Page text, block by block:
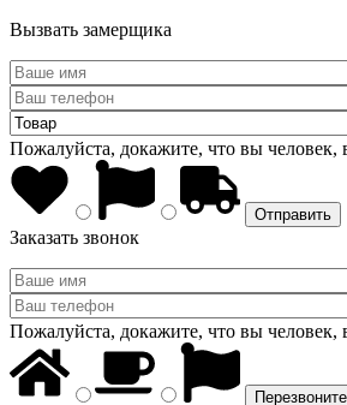
Вызвать замерщика
Пожалуйста, докажите, что вы человек,
Заказать звонок
Пожалуйста, докажите, что вы человек,